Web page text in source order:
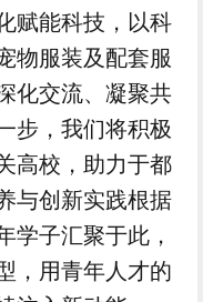
赋能科技，以科
物服装及配套服
化交流、凝聚共
步，我们将积极
高校，助力于都
与创新实践根据
学子汇聚于此，
，用青年人才的